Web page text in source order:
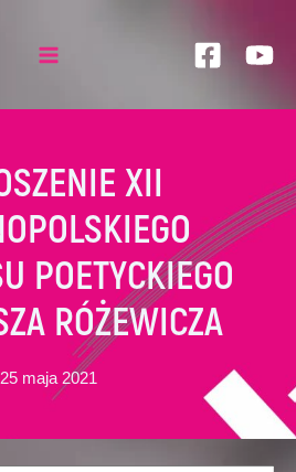
Menu
XII
POETYCKIEGO
RÓŻEWICZA
25 maja 2021